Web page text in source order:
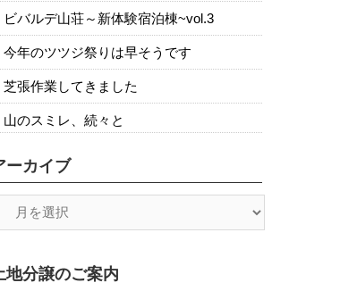
ビバルデ山荘～新体験宿泊棟~vol.3
今年のツツジ祭りは早そうです
芝張作業してきました
山のスミレ、続々と
ーカイブ
地分譲のご案内